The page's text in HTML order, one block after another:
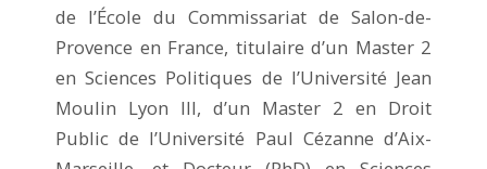
de l’École du Commissariat de Salon-de-
Provence en France, titulaire d’un Master 2
en Sciences Politiques de l’Université Jean
Moulin Lyon III, d’un Master 2 en Droit
Public de l’Université Paul Cézanne d’Aix-